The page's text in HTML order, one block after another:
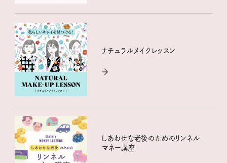
ナチュラルメイクレッスン
しあわせな老後のためのリンネル
マネー講座